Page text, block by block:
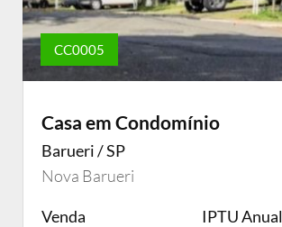
CC0005
Casa em Condomínio
Barueri / SP
Nova Barueri
Venda IPTU Anual